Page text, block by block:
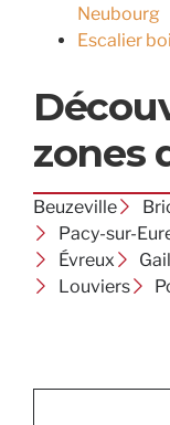
Neubourg
Escalier
zones
Beuzeville
Pacy-sur-
Évreux
Louviers